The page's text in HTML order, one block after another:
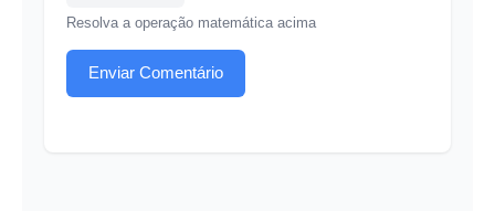
Resolva a operação matemática acima
Enviar Comentário